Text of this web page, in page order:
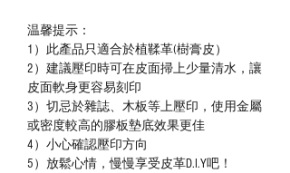
温馨提示：
1）此產品只適合於植鞣革(樹膏皮）
2）建議壓印時可在皮面掃上少量清水，讓
皮面軟身更容易刻印
3）切忌於雜誌、木板等上壓印，使用金屬
或密度較高的膠板墊底效果更佳
4）小心確認壓印方向
5）放鬆心情，慢慢享受皮革D.I.Y吧！